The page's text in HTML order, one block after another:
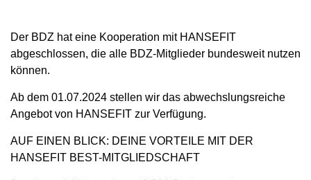
Der BDZ hat eine Kooperation mit HANSEFIT
abgeschlossen, die alle BDZ-Mitglieder bundesweit nutzen
können.
Ab dem 01.07.2024 stellen wir das abwechslungsreiche
Angebot von HANSEFIT zur Verfügung.
AUF EINEN BLICK: DEINE VORTEILE MIT DER
HANSEFIT BEST-MITGLIEDSCHAFT